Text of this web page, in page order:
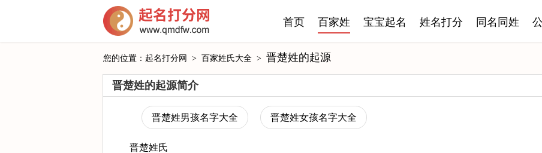
首页 百家姓 宝宝起名 姓名打分 同名同姓
您的位置： 起名打分网 > 百家姓氏大全 > 晋楚姓的起源
晋楚姓的起源简介
晋楚姓男孩名字大全 晋楚姓女孩名字大全
晋楚姓氏